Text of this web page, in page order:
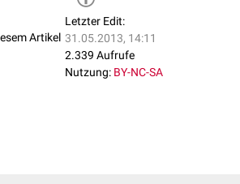
Artikel
Letzter Edit:
31.05.2013, 14:11
2.339 Aufrufe
Nutzung: BY-NC-SA